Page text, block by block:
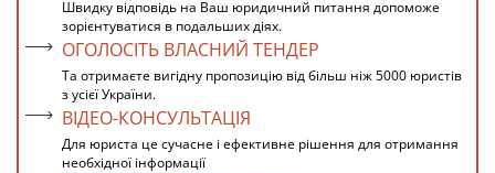
Швидку відповідь на Ваш юридичний питання допоможе
зорієнтуватися в подальших діях.
ОГОЛОСІТЬ ВЛАСНИЙ ТЕНДЕР
Та отримаєте вигідну пропозицію від більш ніж 5000 юристів
з усієї України.
ВІДЕО-КОНСУЛЬТАЦІЯ
Для юриста це сучасне і ефективне рішення для отримання
необхідної інформації